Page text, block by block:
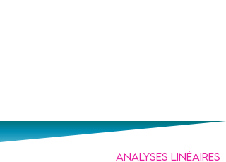
Analyses linéaires